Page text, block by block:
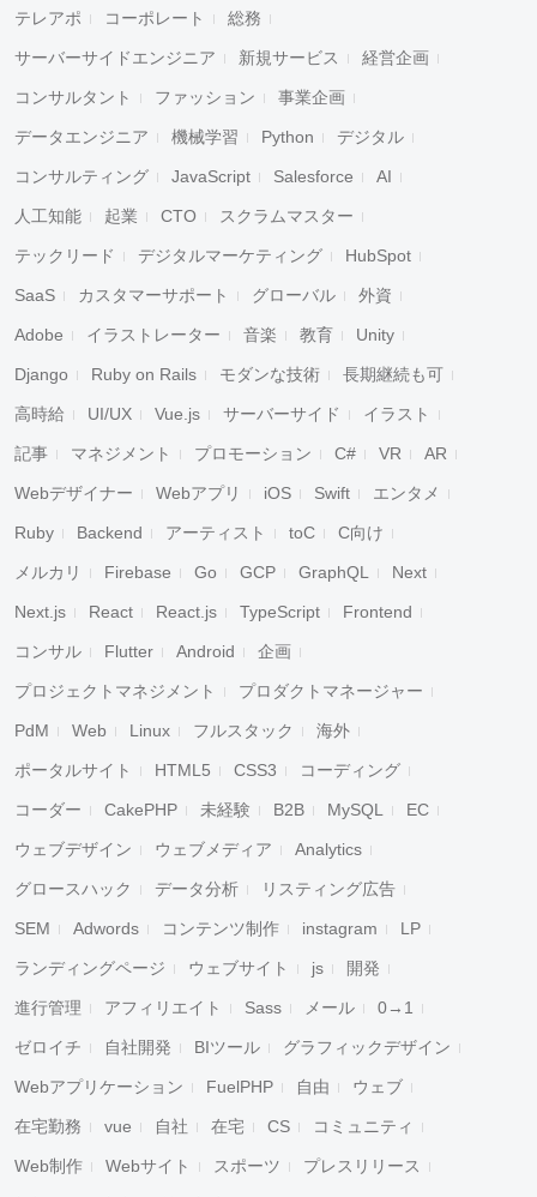
テレアポ コーポレート 総務
サーバーサイドエンジニア 新規サービス 経営企画
コンサルタント ファッション 事業企画
データエンジニア 機械学習 Python デジタル
コンサルティング JavaScript Salesforce AI
人工知能 起業 CTO スクラムマスター
テックリード デジタルマーケティング HubSpot
SaaS カスタマーサポート グローバル 外資
Adobe イラストレーター 音楽 教育 Unity
Django Ruby on Rails モダンな技術 長期継続も可
高時給 UI/UX Vue.js サーバーサイド イラスト
記事 マネジメント プロモーション C# VR AR
Webデザイナー Webアプリ iOS Swift エンタメ
Ruby Backend アーティスト toC C向け
メルカリ Firebase Go GCP GraphQL Next
Next.js React React.js TypeScript Frontend
コンサル Flutter Android 企画
プロジェクトマネジメント プロダクトマネージャー
PdM Web Linux フルスタック 海外
ポータルサイト HTML5 CSS3 コーディング
コーダー CakePHP 未経験 B2B MySQL EC
ウェブデザイン ウェブメディア Analytics
グロースハック データ分析 リスティング広告
SEM Adwords コンテンツ制作 instagram LP
ランディングページ ウェブサイト js 開発
進行管理 アフィリエイト Sass メール 0→1
ゼロイチ 自社開発 BIツール グラフィックデザイン
Webアプリケーション FuelPHP 自由 ウェブ
在宅勤務 vue 自社 在宅 CS コミュニティ
Web制作 Webサイト スポーツ プレスリリース